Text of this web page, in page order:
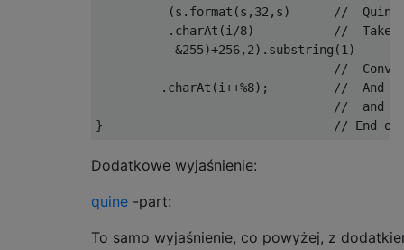
(s . format (s , 32 , s)
//
. charAt (i /8)
//  Take
&255)+256, 2). substring (1 )
//
. charAt (i++%8);
//  And
//  and
}
// End of
Dodatkowe wyjaśnienie:
quine -part:
To samo wyjaśnienie, co powyżej, z